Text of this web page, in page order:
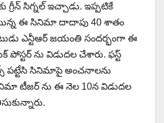
సిగ్నల్ ఇచ్చాడు. ఇప్పటికే
ఈ సినిమా దాదాపు 40 శాతం
ఎన్టీఆర్ జయంతి సందర్భంగా ఈ
పోస్టర్ ను విడుదల చేశారు. ఫస్ట్
పట్టేసి సినిమాపై అంచనాలను
టీజర్ ను ఈ నెల 10న విడుదల